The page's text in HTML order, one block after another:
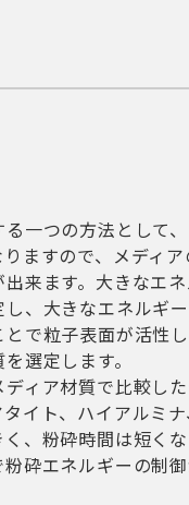
一つの方法として
ますので、メディ
来ます。大きなエ
、大きなエネルギ
で粒子表面が活性
選定します。
ィア材質で比較し
イト、ハイアルミ
、粉砕時間は短く
砕エネルギーの制